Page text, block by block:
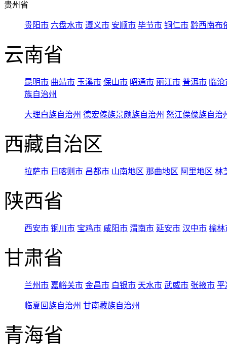
贵州省
贵阳市 六盘水市 遵义市 安顺市 毕节市 铜仁市 黔西南布
云南省
昆明市 曲靖市 玉溪市 保山市 昭通市 丽江市 普洱市 临
族自治州
大理白族自治州 德宏傣族景颇族自治州 怒江傈僳族自治
西藏自治区
拉萨市 日喀则市 昌都市 山南地区 那曲地区 阿里地区 林
陕西省
西安市 铜川市 宝鸡市 咸阳市 渭南市 延安市 汉中市 榆林
甘肃省
兰州市 嘉峪关市 金昌市 白银市 天水市 武威市 张掖市 平
临夏回族自治州 甘南藏族自治州
青海省